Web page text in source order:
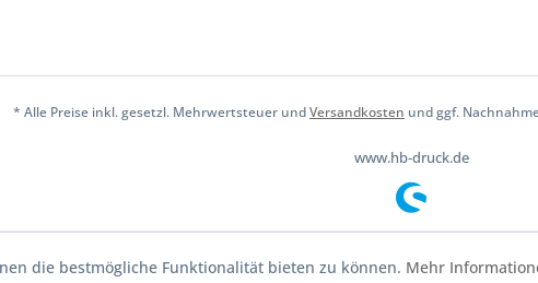
* Alle Preise inkl. gesetzl. Mehrwertsteuer undVersandkosten und ggf.
www.hb-druck.de
die bestmögliche Funktionalität bieten zu können. Mehr